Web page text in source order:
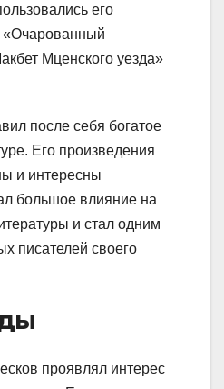
его
«Очарованный
Мценского уезда»
после себя богатое
Его произведения
и интересны
большое влияние на
и стал одним
писателей своего
проявлял интерес